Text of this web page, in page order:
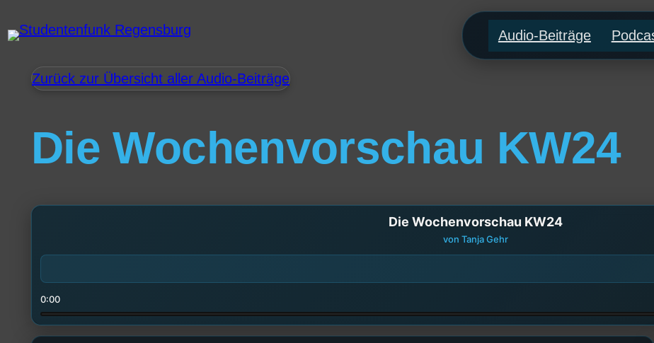
Audio-Beiträge
Zurück zur Übersicht aller Audio-Beiträge
Die Wochenvorschau KW24
Die Wochenvorschau KW24
von Tanja Gehr
0:00